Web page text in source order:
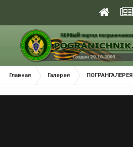
Главная Галерея ПОГРАНГАЛЕРЕЯ